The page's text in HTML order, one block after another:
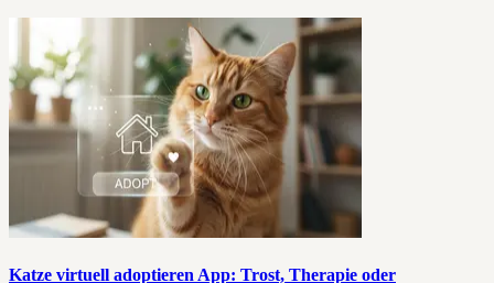
Katze virtuell adoptieren App: Trost, Therapie oder